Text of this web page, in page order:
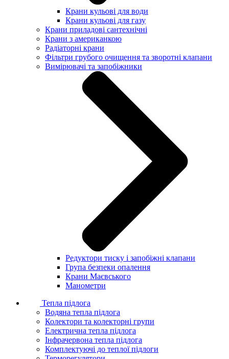
Крани кульові для води
Крани кульові для газу
Крани приладові сантехнічні
Крани з американкою
Радіаторні крани
Фільтри грубого очищення та зворотні клапани
Вимірювачі та запобіжники
Редуктори тиску і запобіжні клапани
Група безпеки опалення
Крани Маєвського
Манометри
Тепла підлога
Водяна тепла підлога
Колектори та колекторні групи
Електрична тепла підлога
Інфрачервона тепла підлога
Комплектуючі до теплої підлоги